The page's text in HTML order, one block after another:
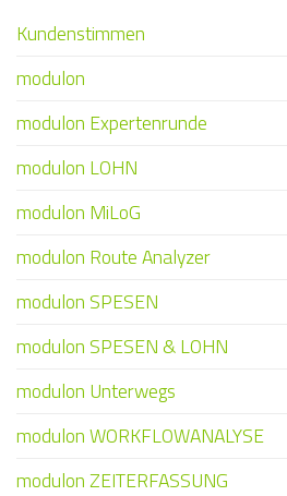
Kundenstimmen
modulon
modulon Expertenrunde
modulon LOHN
modulon MiLoG
modulon Route Analyzer
modulon SPESEN
modulon SPESEN & LOHN
modulon Unterwegs
modulon WORKFLOWANALYSE
modulon ZEITERFASSUNG